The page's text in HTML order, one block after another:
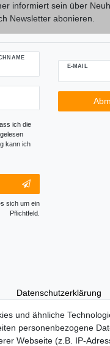
informiert sein über
Newsletter abonieren.
ich die
kann ich
sich um ein
Pflichtfeld.
E-MAIL
Newsletter-
Abmeldung
und ähnliche
personenbezogene
Webseite (z.B. IP-
Daten­schutz­erklärung
Vertrag widerrufen